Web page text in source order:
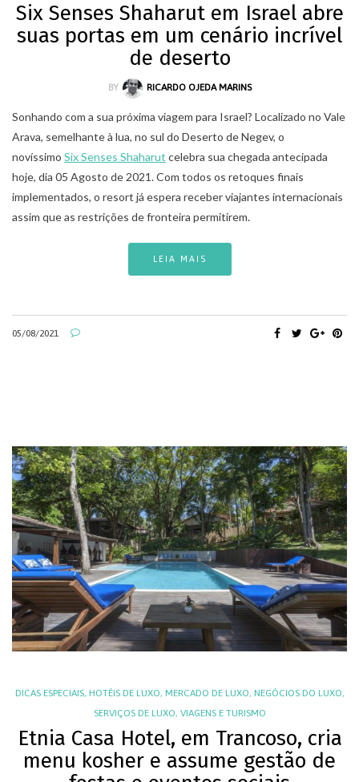
Six Senses Shaharut em Israel abre
suas portas em um cenário incrível
de deserto
BY RICARDO OJEDA MARINS
Sonhando com a sua próxima viagem para Israel? Localizado no Vale
Arava, semelhante à lua, no sul do Deserto de Negev, o
novíssimo Six Senses Shaharut celebra sua chegada antecipada
hoje, dia 05 Agosto de 2021. Com todos os retoques finais
implementados, o resort já espera receber viajantes internacionais
assim que as restrições de fronteira permitirem.
LEIA MAIS
05/08/2021
DICAS ESPECIAIS, HOTÉIS DE LUXO, MERCADO DE LUXO, NEGÓCIOS DO LUXO,
SERVIÇOS DE LUXO, VIAGENS E TURISMO
Etnia Casa Hotel, em Trancoso, cria
menu kosher e assume gestão de